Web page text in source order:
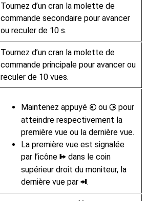
Tournez d’un cran la molette de
commande secondaire pour avancer
ou reculer de 10 s.
Tournez d’un cran la molette de
commande principale pour avancer ou
reculer de 10 vues.
Maintenez appuyé 4 ou 2 pour
atteindre respectivement la
première vue ou la dernière vue.
La première vue est signalée
par l’icône h dans le coin
supérieur droit du moniteur, la
dernière vue par i.